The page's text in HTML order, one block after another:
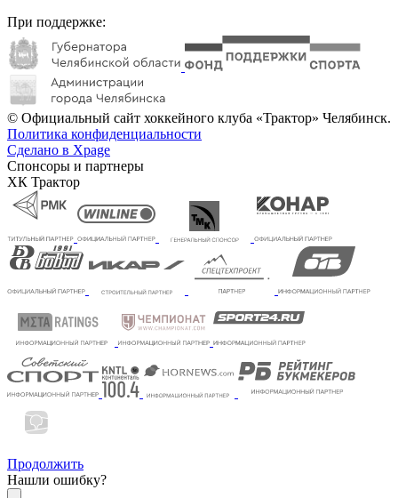
При поддержке:
© Официальный сайт хоккейного клуба «Трактор» Челябинск.
Политика конфиденциальности
Сделано в Xpage
Спонсоры и партнеры
ХК Трактор
Продолжить
Нашли ошибку?